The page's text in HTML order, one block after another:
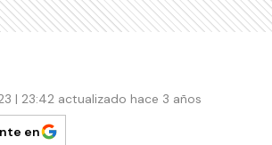
| 23:42 actualizado hace 3 años
en